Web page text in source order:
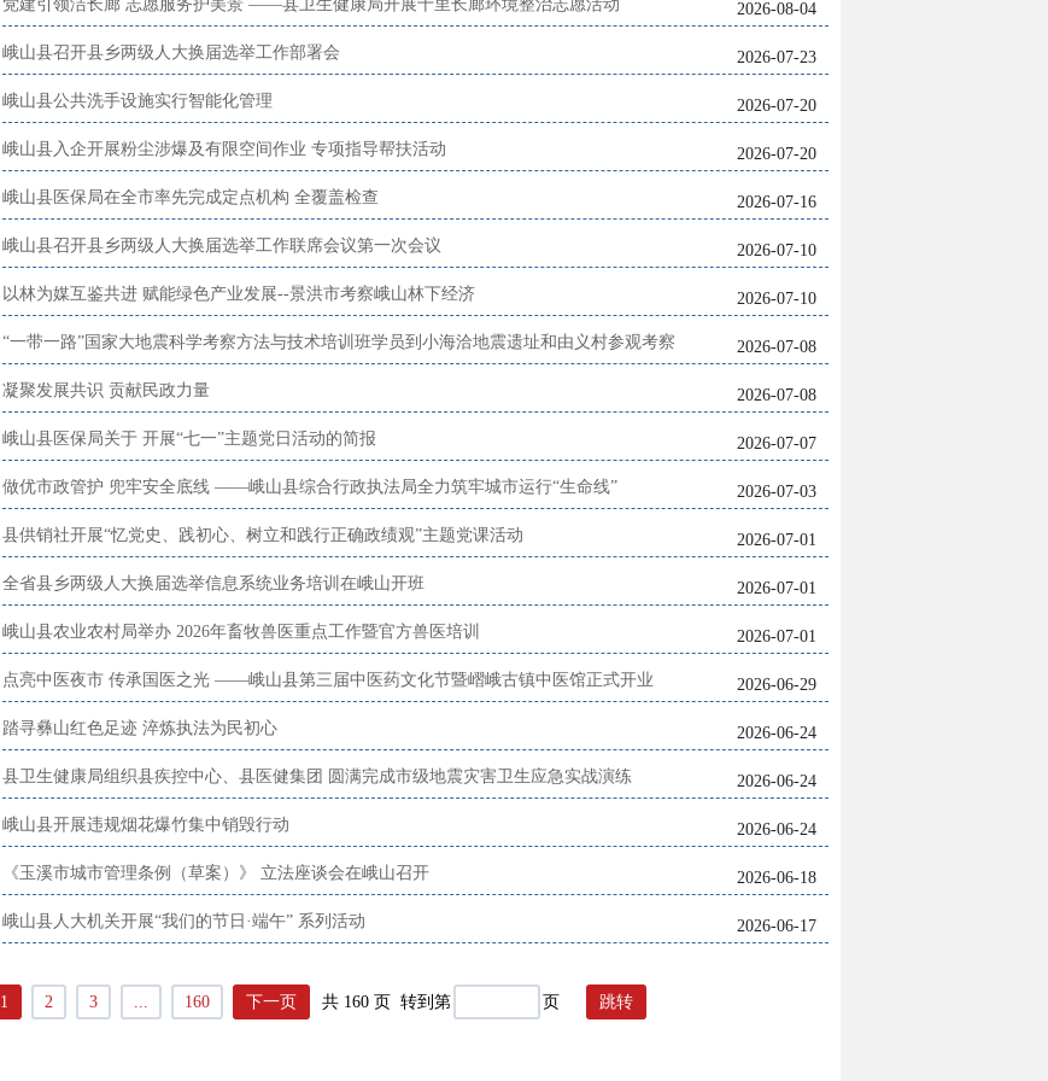
党建引领洁长廊 志愿服务护美景 ——县卫生健康局开展十里长廊环境整治志愿活动 2026-08-04
峨山县召开县乡两级人大换届选举工作部署会 2026-07-23
峨山县公共洗手设施实行智能化管理 2026-07-20
峨山县入企开展粉尘涉爆及有限空间作业 专项指导帮扶活动 2026-07-20
峨山县医保局在全市率先完成定点机构 全覆盖检查 2026-07-16
峨山县召开县乡两级人大换届选举工作联席会议第一次会议 2026-07-10
以林为媒互鉴共进 赋能绿色产业发展--景洪市考察峨山林下经济 2026-07-10
“一带一路”国家大地震科学考察方法与技术培训班学员到小海洽地震遗址和由义村参观考察 2026-07-08
凝聚发展共识 贡献民政力量 2026-07-08
峨山县医保局关于 开展“七一”主题党日活动的简报 2026-07-07
做优市政管护 兜牢安全底线 ——峨山县综合行政执法局全力筑牢城市运行“生命线” 2026-07-03
县供销社开展“忆党史、践初心、树立和践行正确政绩观”主题党课活动 2026-07-01
全省县乡两级人大换届选举信息系统业务培训在峨山开班 2026-07-01
峨山县农业农村局举办 2026年畜牧兽医重点工作暨官方兽医培训 2026-07-01
点亮中医夜市 传承国医之光 ——峨山县第三届中医药文化节暨嶍峨古镇中医馆正式开业 2026-06-29
踏寻彝山红色足迹 淬炼执法为民初心 2026-06-24
县卫生健康局组织县疾控中心、县医健集团 圆满完成市级地震灾害卫生应急实战演练 2026-06-24
峨山县开展违规烟花爆竹集中销毁行动 2026-06-24
《玉溪市城市管理条例（草案）》 立法座谈会在峨山召开 2026-06-18
峨山县人大机关开展“我们的节日·端午” 系列活动 2026-06-17
1 2 3 ... 160 下一页 共 160 页 转到第 页